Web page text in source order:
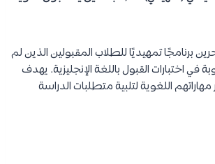
برنامجًا تمهيديًا للطلاب المقبولين الذين لم
في اختبارات القبول باللغة الإنجليزية. يهدف
مهاراتهم اللغوية لتلبية متطلبات الدراسة